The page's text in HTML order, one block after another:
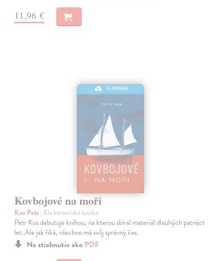
11,96 €
E-KNIHA
Kovbojové na moři
Kos Petr| Elektronická kniha
Petr Kos debutuje knihou, na kterou sbíral materiál dlouhých patnáct
let. Ale jak říká, všechno má svůj správný čas.
Na stiahnutie ako PDF